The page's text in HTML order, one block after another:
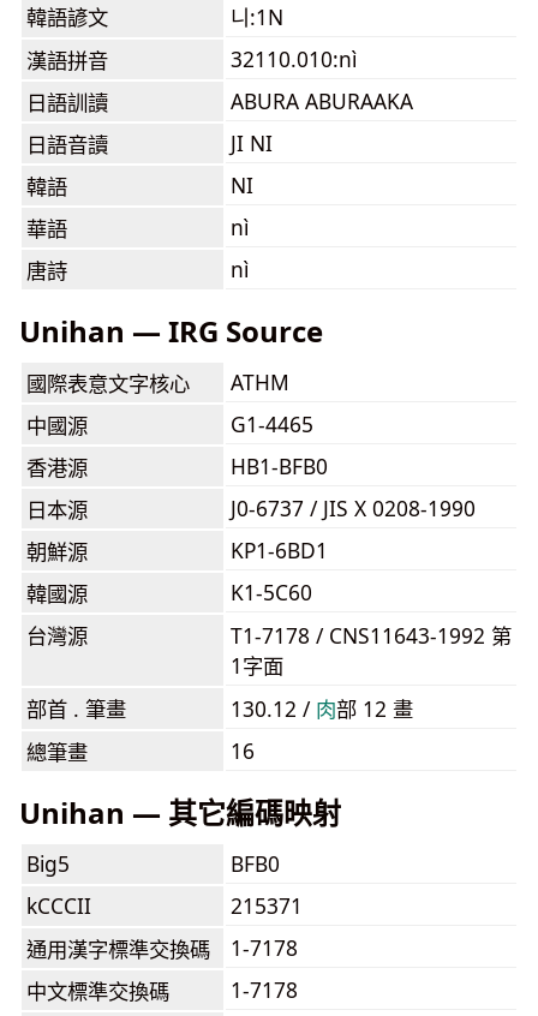
韓語諺文
니:1N
漢語拼音
32110.010:nì
日語訓讀
ABURA ABURAAKA
日語音讀
JI NI
韓語
NI
華語
nì
唐詩
nì
Unihan — IRG Source
國際表意文字核心
ATHM
中國源
G1-4465
香港源
HB1-BFB0
日本源
J0-6737 / JIS X 0208-1990
朝鮮源
KP1-6BD1
韓國源
K1-5C60
台灣源
T1-7178 / CNS11643-1992 第
1字面
部首 . 筆畫
130.12 / ⾁部 12 畫
總筆畫
16
Unihan — 其它編碼映射
Big5
BFB0
kCCCII
215371
通用漢字標準交換碼
1-7178
中文標準交換碼
1-7178